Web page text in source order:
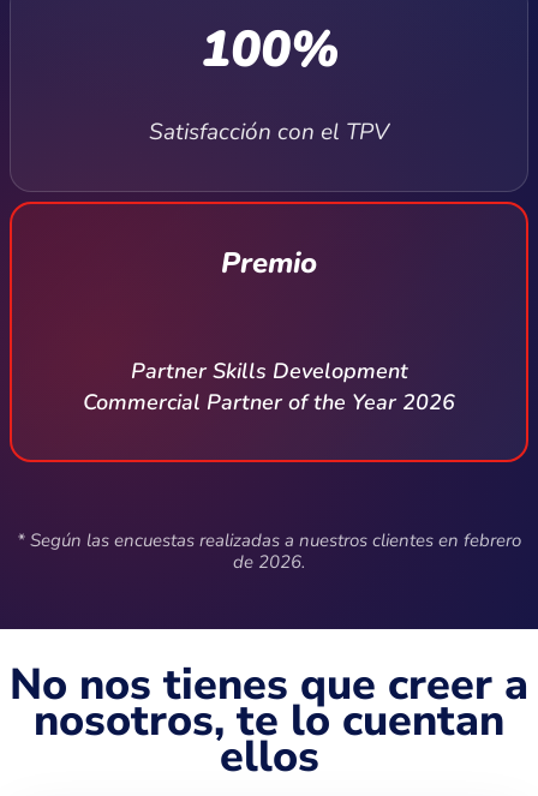
100%
Satisfacción con el TPV
Premio
Partner Skills Development
Commercial Partner of the Year 2026
* Según las encuestas realizadas a nuestros clientes en febrero
de 2026.
No nos tienes que creer a
nosotros, te lo cuentan
ellos